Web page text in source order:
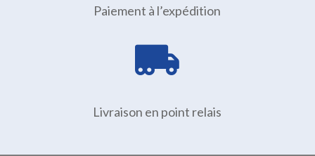
Paiement à l’expédition

Livraison en point relais